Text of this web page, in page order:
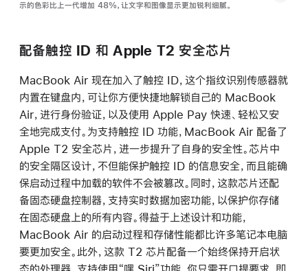
示的色彩比上一代增加 48%，让文字和图像显示更加锐利细腻。
配备触控 ID 和 Apple T2 安全芯片
MacBook Air 现在加入了触控 ID，这个指纹识别传感器就
内置在键盘内，可让你方便快捷地解锁自己的 MacBook
Air，进行身份验证，以及使用 Apple Pay 快速、轻松又安
全地完成支付。为支持触控 ID 功能，MacBook Air 配备了
Apple T2 安全芯片，进一步提升了自身的安全性。芯片中
的安全隔区设计，不但能保护触控 ID 的信息安全，而且能确
保启动过程中加载的软件不会被篡改。同时，这款芯片还配
备固态硬盘控制器，支持实时数据加密功能，以保护你存储
在固态硬盘上的所有内容。得益于上述设计和功能，
MacBook Air 的启动过程和存储性能都比许多笔记本电脑
要更加安全。此外，这款 T2 芯片配备一个始终保持开启状